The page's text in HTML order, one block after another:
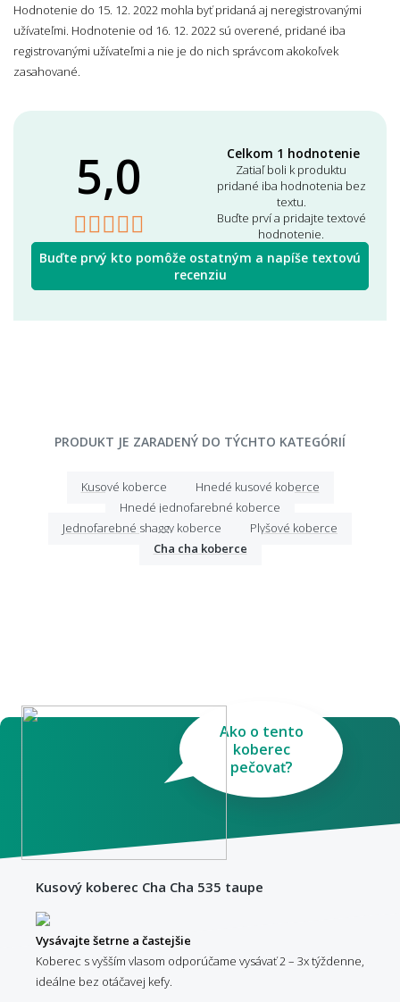
Hodnotenie do 15. 12. 2022 mohla byť pridaná aj neregistrovanými
užívateľmi. Hodnotenie od 16. 12. 2022 sú overené, pridané iba
registrovanými užívateľmi a nie je do nich správcom akokoľvek
zasahované.
5,0 Celkom 1 hodnotenie
Zatiaľ boli k produktu
pridané iba hodnotenia bez
textu.
Buďte prví a pridajte textové
hodnotenie.
Buďte prvý kto pomôže ostatným a napíše textovú
recenziu
PRODUKT JE ZARADENÝ DO TÝCHTO KATEGÓRIÍ
Kusové koberce
Hnedé kusové koberce
Hnedé jednofarebné koberce
Jednofarebné shaggy koberce
Plyšové koberce
Cha cha koberce
Ako o tento
koberec
pečovať?
Kusový koberec Cha Cha 535 taupe
Vysávajte šetrne a častejšie
Koberec s vyšším vlasom odporúčame vysávať 2 – 3x týždenne,
ideálne bez otáčavej kefy.